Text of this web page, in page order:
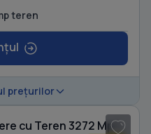
teren
prețurilor
Casă individuală cu 3 camere cu Teren 3272 Mp în Scoarța